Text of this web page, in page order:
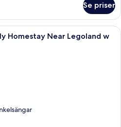
Se priser
Capybara Dreamland Family
Homestay Near Legoland w